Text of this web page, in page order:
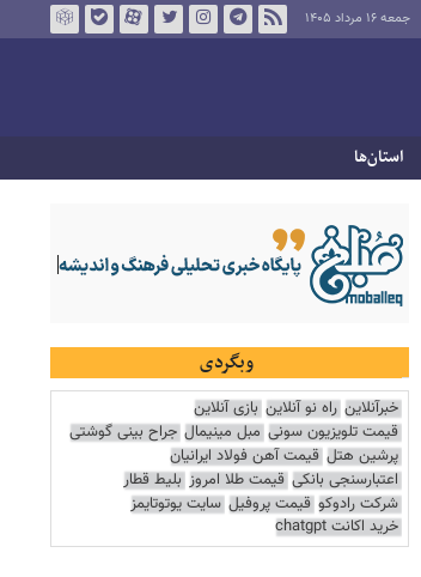
جمعه ۱۶ مرداد ۱۴۰۵
استان‌ها
وبگردی
خبرآنلاین راه نو آنلاین بازی آنلاین
قیمت تلویزیون سونی مبل مینیمال جراح بینی گوشتی
پرشین هتل قیمت آهن فولاد ایرانیان
اعتبارسنجی بانکی قیمت طلا امروز بلیط قطار
شرکت رادوکو قیمت پروفیل سایت یوتوتایمز
خرید اکانت chatgpt